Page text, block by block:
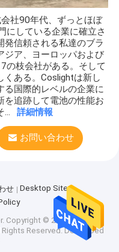
社90年代、ずっとほぼ
にしている企業に確立さ
発信頼される私達のブラ
ジア、ヨーロッパおよび
の枝会社がある。そして
くある。Coslightは新し
る国際的レベルの企業に
を追跡して電池の性能お
...
詳細情報
お問い合わせ
せ
Desktop Site
Copyright © 2026 shenzhen
Reserved. Developed